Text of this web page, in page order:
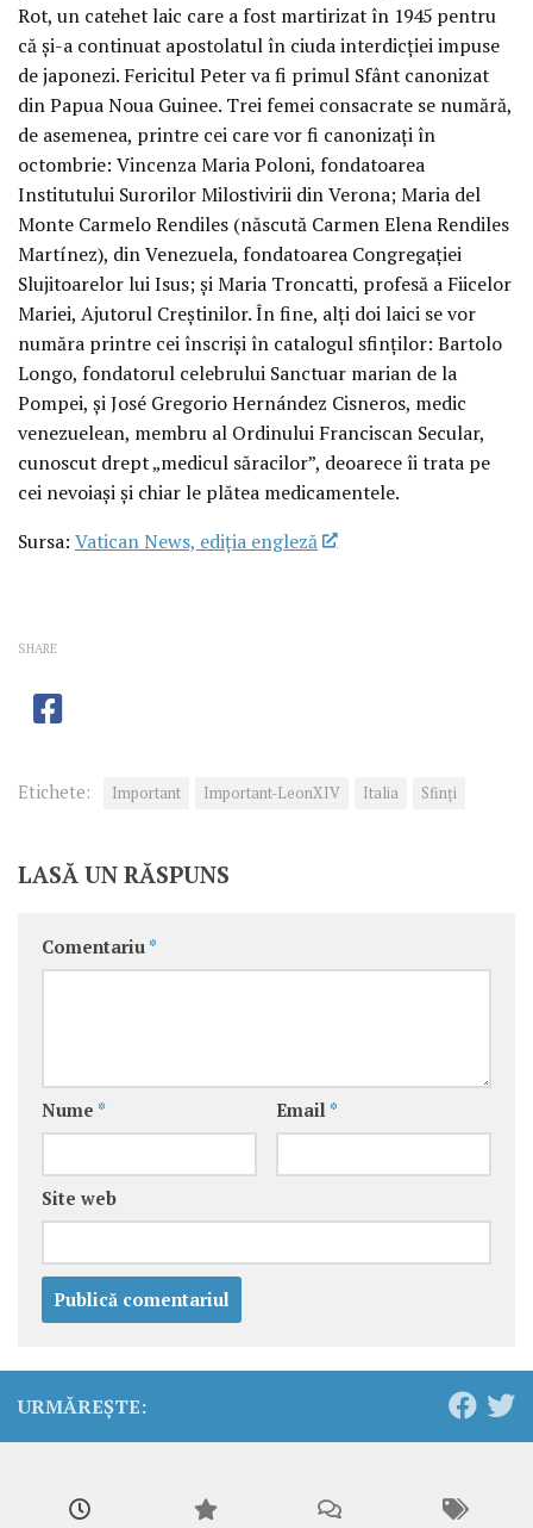
Rot, un catehet laic care a fost martirizat în 1945 pentru
că și-a continuat apostolatul în ciuda interdicției impuse
de japonezi. Fericitul Peter va fi primul Sfânt canonizat
din Papua Noua Guinee. Trei femei consacrate se numără,
de asemenea, printre cei care vor fi canonizați în
octombrie: Vincenza Maria Poloni, fondatoarea
Institutului Surorilor Milostivirii din Verona; Maria del
Monte Carmelo Rendiles (născută Carmen Elena Rendiles
Martínez), din Venezuela, fondatoarea Congregației
Slujitoarelor lui Isus; și Maria Troncatti, profesă a Fiicelor
Mariei, Ajutorul Creștinilor. În fine, alți doi laici se vor
număra printre cei înscriși în catalogul sfinților: Bartolo
Longo, fondatorul celebrului Sanctuar marian de la
Pompei, și José Gregorio Hernández Cisneros, medic
venezuelean, membru al Ordinului Franciscan Secular,
cunoscut drept „medicul săracilor”, deoarece îi trata pe
cei nevoiași și chiar le plătea medicamentele.
Sursa: Vatican News, ediția engleză
SHARE
Etichete: Important Important-LeonXIV Italia Sfinţi
LASĂ UN RĂSPUNS
Comentariu *
Nume * Email *
Site web
URMĂREȘTE: